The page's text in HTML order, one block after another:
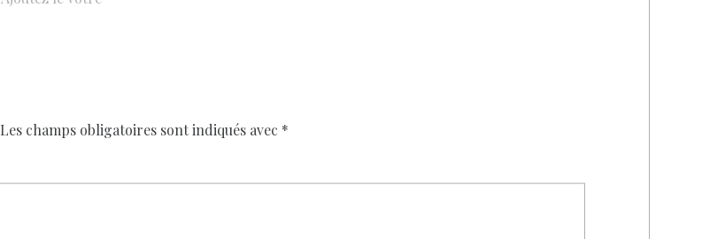
Les champs obligatoires sont indiqués avec *